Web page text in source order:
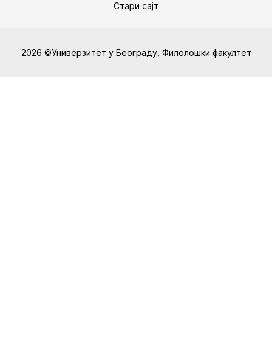
Стари сајт
2026 ©Универзитет у Београду, Филолошки факултет